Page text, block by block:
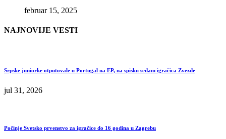
februar 15, 2025
NAJNOVIJE VESTI
Srpske juniorke otputovale u Portugal na EP, na spisku sedam igračica Zvezde
jul 31, 2026
Počinje Svetsko prvenstvo za igračice do 16 godina u Zagrebu